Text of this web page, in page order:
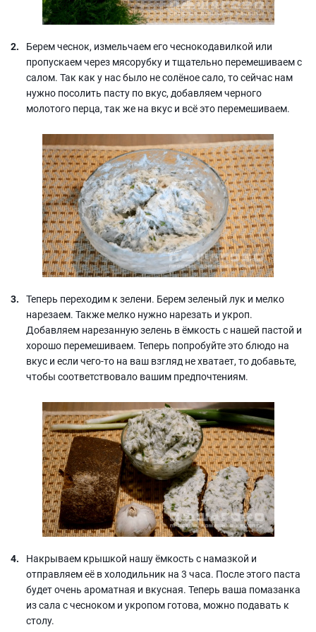
Берем чеснок, измельчаем его чеснокодавилкой или
пропускаем через мясорубку и тщательно перемешиваем с
салом. Так как у нас было не солёное сало, то сейчас нам
нужно посолить пасту по вкус, добавляем черного
молотого перца, так же на вкус и всё это перемешиваем.
Теперь переходим к зелени. Берем зеленый лук и мелко
нарезаем. Также мелко нужно нарезать и укроп.
Добавляем нарезанную зелень в ёмкость с нашей пастой и
хорошо перемешиваем. Теперь попробуйте это блюдо на
вкус и если чего-то на ваш взгляд не хватает, то добавьте,
чтобы соответствовало вашим предпочтениям.
Накрываем крышкой нашу ёмкость с намазкой и
отправляем её в холодильник на 3 часа. После этого паста
будет очень ароматная и вкусная. Теперь ваша помазанка
из сала с чесноком и укропом готова, можно подавать к
столу.